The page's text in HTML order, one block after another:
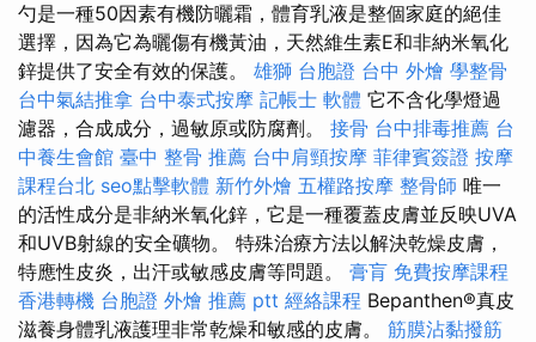
勺是一種50因素有機防曬霜，體育乳液是整個家庭的絕佳
選擇，因為它為曬傷有機黃油，天然維生素E和非納米氧化
鋅提供了安全有效的保護。 雄獅 台胞證 台中 外燴 學整骨
台中氣結推拿 台中泰式按摩 記帳士 軟體 它不含化學燈過
濾器，合成成分，過敏原或防腐劑。 接骨 台中排毒推薦 台
中養生會館 臺中 整骨 推薦 台中肩頸按摩 菲律賓簽證 按摩
課程台北 seo點擊軟體 新竹外燴 五權路按摩 整骨師 唯一
的活性成分是非納米氧化鋅，它是一種覆蓋皮膚並反映UVA
和UVB射線的安全礦物。 特殊治療方法以解決乾燥皮膚，
特應性皮炎，出汗或敏感皮膚等問題。 膏肓 免費按摩課程
香港轉機 台胞證 外燴 推薦 ptt 經絡課程 Bepanthen®真皮
滋養身體乳液護理非常乾燥和敏感的皮膚。 筋膜沾黏撥筋